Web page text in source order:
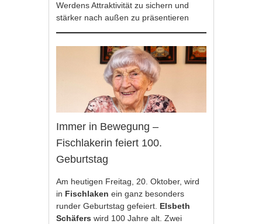
Werdens Attraktivität zu sichern und
stärker nach außen zu präsentieren
Immer in Bewegung –
Fischlakerin feiert 100.
Geburtstag
Am heutigen Freitag, 20. Oktober, wird
in Fischlakenein ganz besonders
runder Geburtstag gefeiert. Elsbeth
Schäfers wird 100 Jahre alt. Zwei